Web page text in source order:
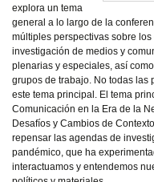
explora un tema
general a lo largo de la
múltiples perspectivas sobre
investigación de medios y
plenarias y especiales, así
grupos de trabajo. No todas las
este tema principal. El tema
Comunicación en la Era de la
Desafíos y Cambios de
repensar las agendas de
pandémico, que ha
interactuamos y entendemos